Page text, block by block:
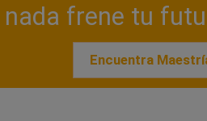
nada frene tu
Encuentra